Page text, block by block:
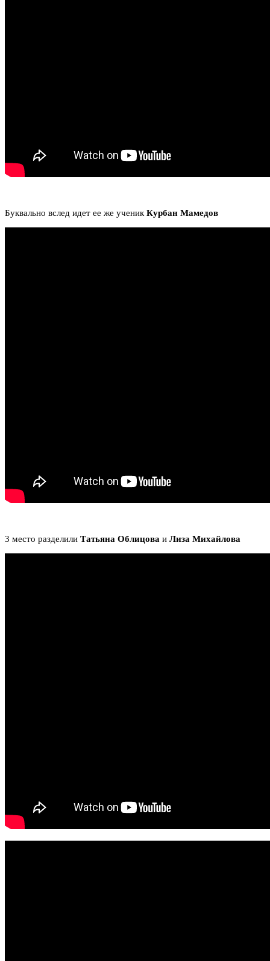
Буквально вслед идет ее же ученик Курбан Мамедов
3 место разделили Татьяна Облицова и Лиза Михайлова